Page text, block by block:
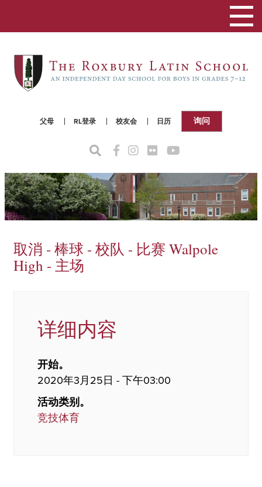
父母 RL登录 校友会 日历 询问
切
换
导
取消 - 棒球 - 校队 - 比赛 Walpole
High - 主场
详细内容
开始。
2020年3月25日 - 下午03:00
活动类别。
竞技体育